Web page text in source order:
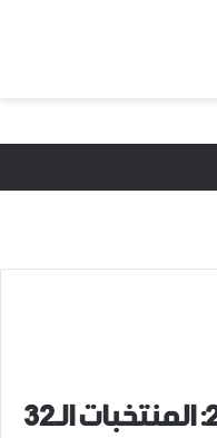
تصفيات مونديال 2022: المنتخبات الـ32